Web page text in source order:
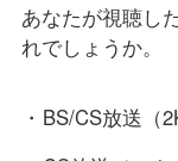
あなたが視聴し
れでしょうか。
BS/CS放送（